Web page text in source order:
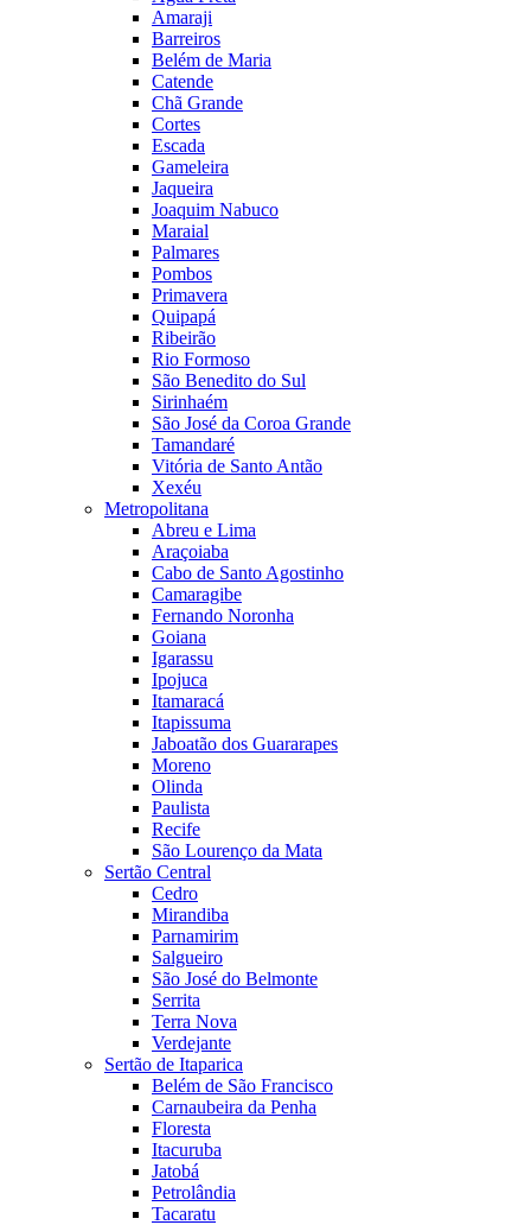
Amaraji
Barreiros
Belém de Maria
Catende
Chã Grande
Cortes
Escada
Gameleira
Jaqueira
Joaquim Nabuco
Maraial
Palmares
Pombos
Primavera
Quipapá
Ribeirão
Rio Formoso
São Benedito do Sul
Sirinhaém
São José da Coroa Grande
Tamandaré
Vitória de Santo Antão
Xexéu
Metropolitana
Abreu e Lima
Araçoiaba
Cabo de Santo Agostinho
Camaragibe
Fernando Noronha
Goiana
Igarassu
Ipojuca
Itamaracá
Itapissuma
Jaboatão dos Guararapes
Moreno
Olinda
Paulista
Recife
São Lourenço da Mata
Sertão Central
Cedro
Mirandiba
Parnamirim
Salgueiro
São José do Belmonte
Serrita
Terra Nova
Verdejante
Sertão de Itaparica
Belém de São Francisco
Carnaubeira da Penha
Floresta
Itacuruba
Jatobá
Petrolândia
Tacaratu